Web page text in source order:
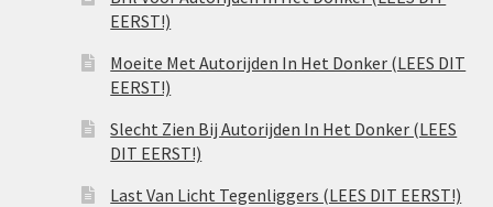
EERST!)
Moeite Met Autorijden In Het Donker (LEES DIT
EERST!)
Slecht Zien Bij Autorijden In Het Donker (LEES
DIT EERST!)
Last Van Licht Tegenliggers (LEES DIT EERST!)